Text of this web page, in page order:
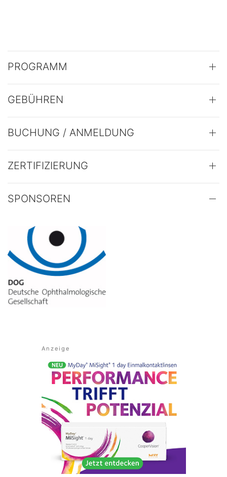
PROGRAMM
GEBÜHREN
BUCHUNG / ANMELDUNG
ZERTIFIZIERUNG
SPONSOREN